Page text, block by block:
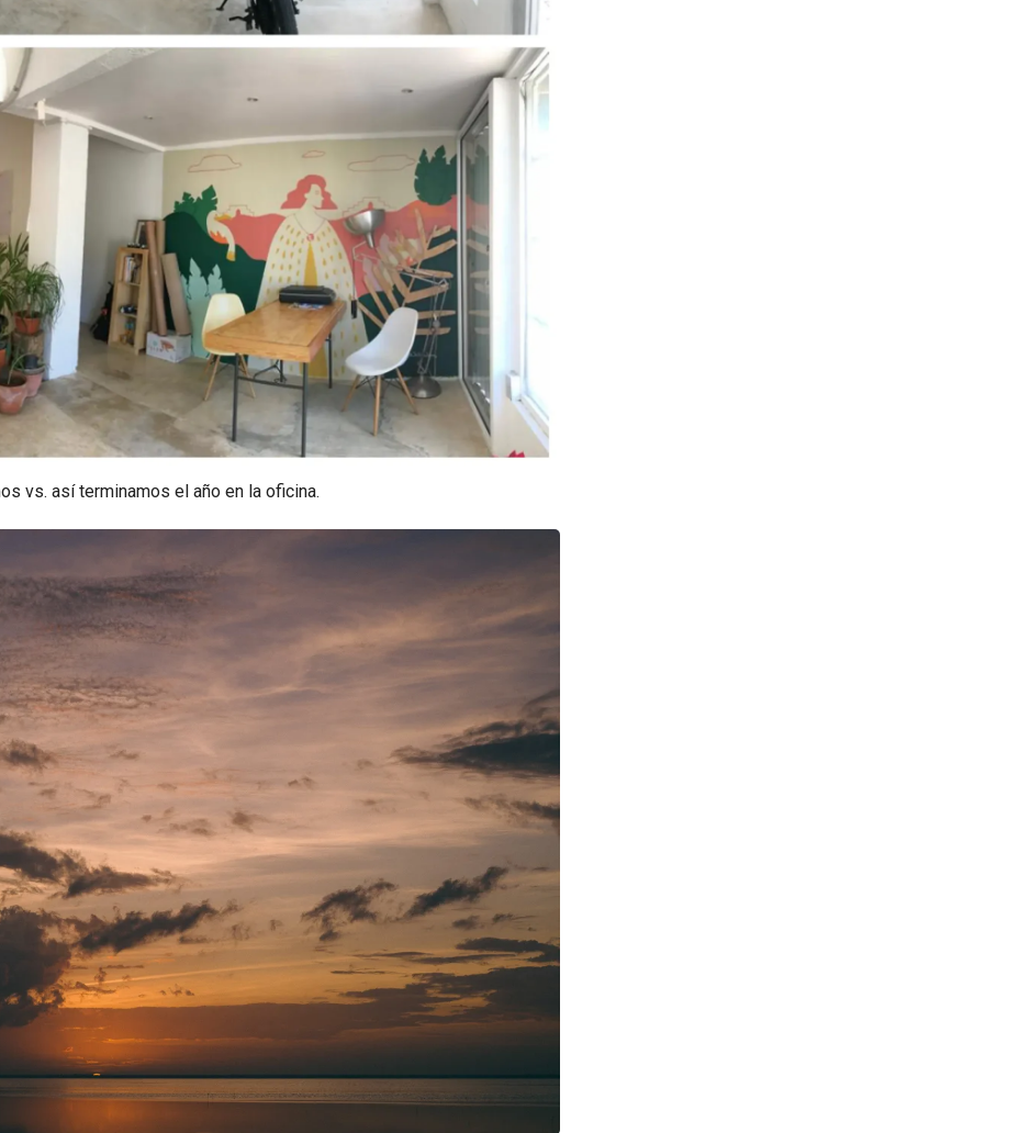
vs. así terminamos el año en la oficina.